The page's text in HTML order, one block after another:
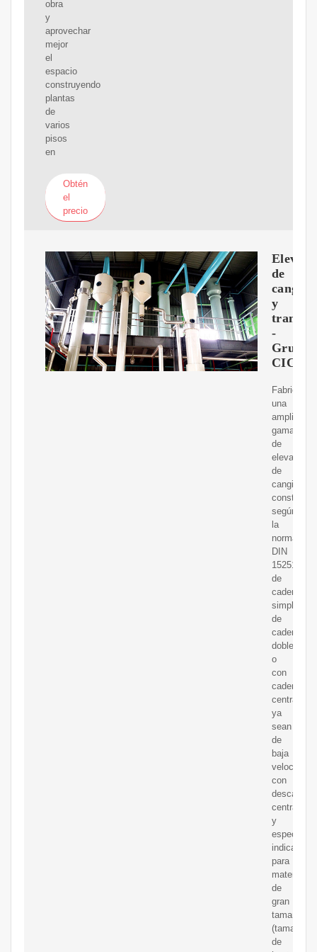
obra
y
aprovechar
mejor
el
espacio
construyendo
plantas
de
varios
pisos
en
Obtén
el
precio
de
y
-
Grupo
CICSA
una
amplia
gama
de
elevadores
de
cangilones
según
la
norma
DIN
15251,
de
cadena
simple,
de
cadena
doble
o
con
cadena
central,
ya
sean
de
baja
velocidad
con
descarga
central
y
indicados
para
materiales
de
gran
tamaño
(tamaño
de